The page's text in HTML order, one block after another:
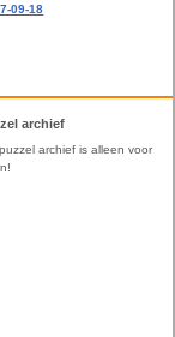
09-18
archief
archief is alleen voor